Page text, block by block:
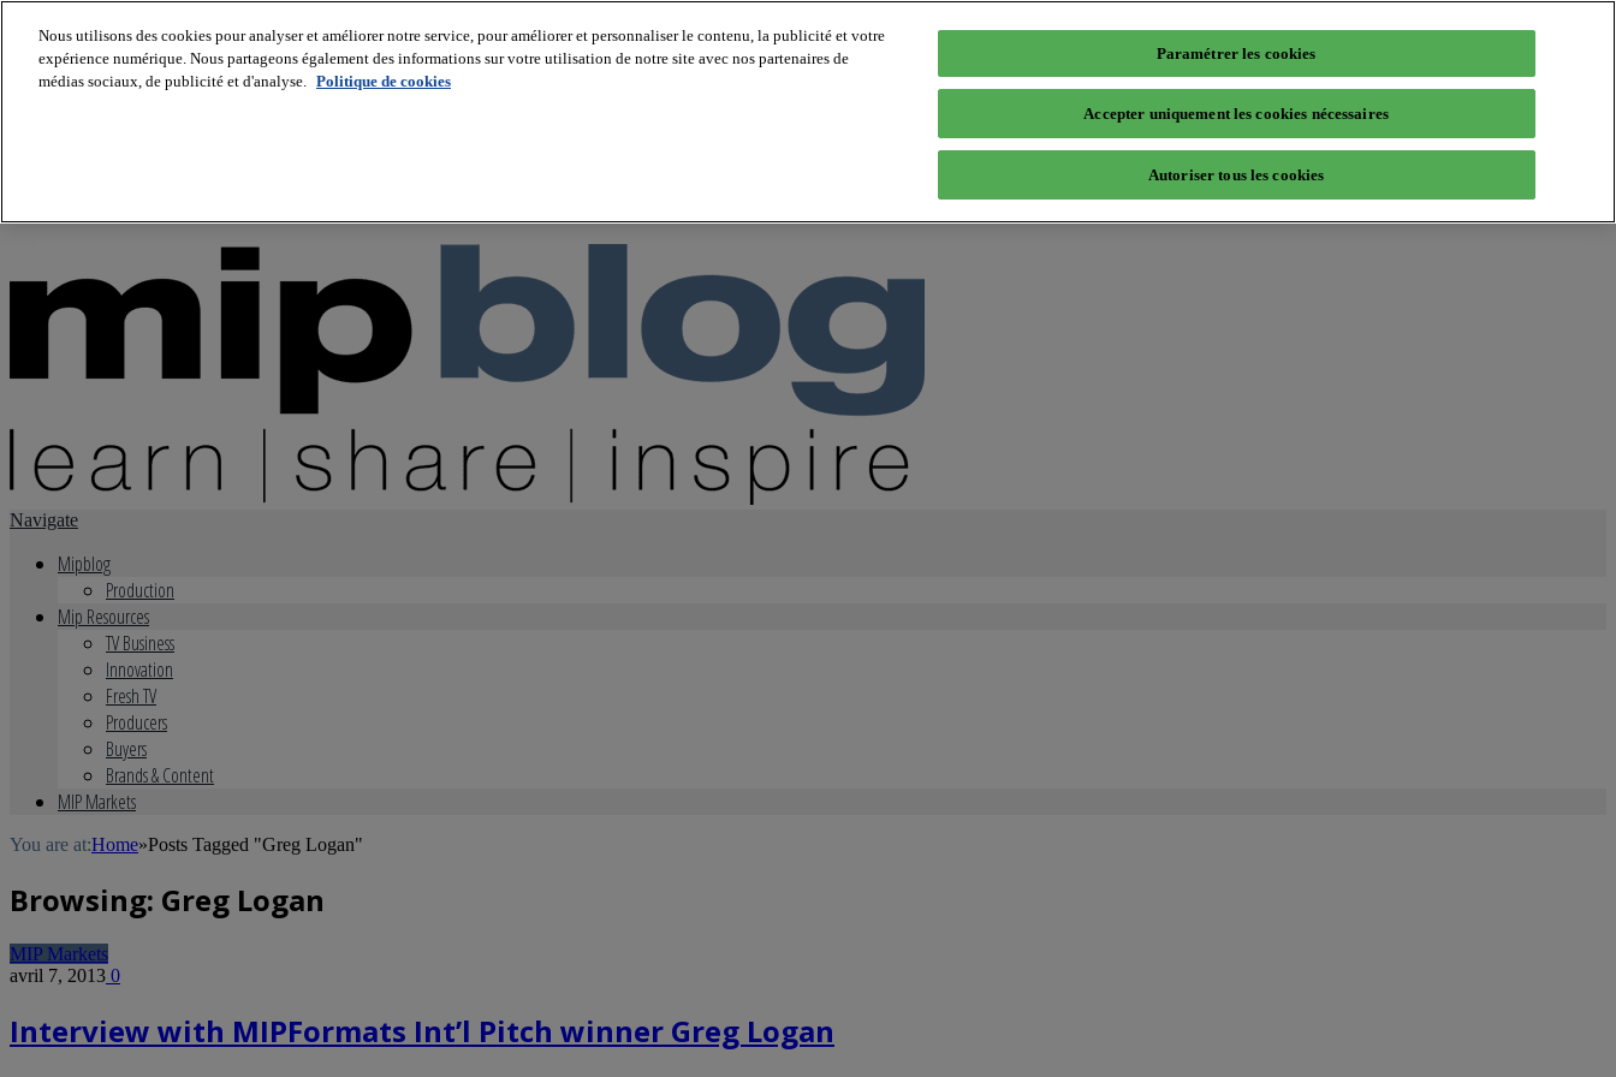
About us
Navigate
Mipblog
Production
Mip Resources
TV Business
Innovation
Fresh TV
Producers
Buyers
Brands & Content
MIP Markets
You are at:Home»Posts Tagged "Greg Logan"
Browsing: Greg Logan
MIP Markets
avril 7, 2013 0
Interview with MIPFormats Int’l Pitch winner Greg Logan
Nous utilisons des cookies pour analyser et améliorer notre service, pour améliorer et personnaliser le contenu, la publicité et votre
expérience numérique. Nous partageons également des informations sur votre utilisation de notre site avec nos partenaires de
médias sociaux, de publicité et d'analyse. Politique de cookies
Paramétrer les cookies
Accepter uniquement les cookies nécessaires
Autoriser tous les cookies